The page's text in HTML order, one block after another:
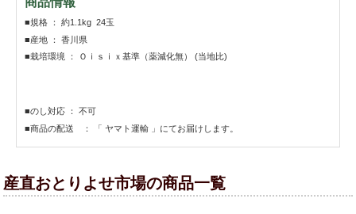
■規格 ： 約1.1kg 24玉
■産地 ： 香川県
■栽培環境 ： Ｏｉｓｉｘ基準（薬減化無） (当地比)
■のし対応 ： 不可
■商品の配送 ： 「 ヤマト運輸 」にてお届けします。
産直おとりよせ市場の商品一覧